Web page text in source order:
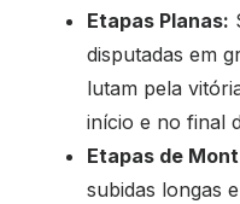
Etapas Planas:
disputadas em
lutam pela
início e no final
Etapas de
subidas longas